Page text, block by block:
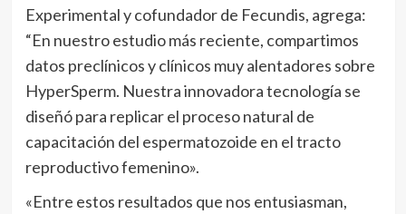
Experimental y cofundador de Fecundis, agrega:
“En nuestro estudio más reciente, compartimos
datos preclínicos y clínicos muy alentadores sobre
HyperSperm. Nuestra innovadora tecnología se
diseñó para replicar el proceso natural de
capacitación del espermatozoide en el tracto
reproductivo femenino».
«Entre estos resultados que nos entusiasman,